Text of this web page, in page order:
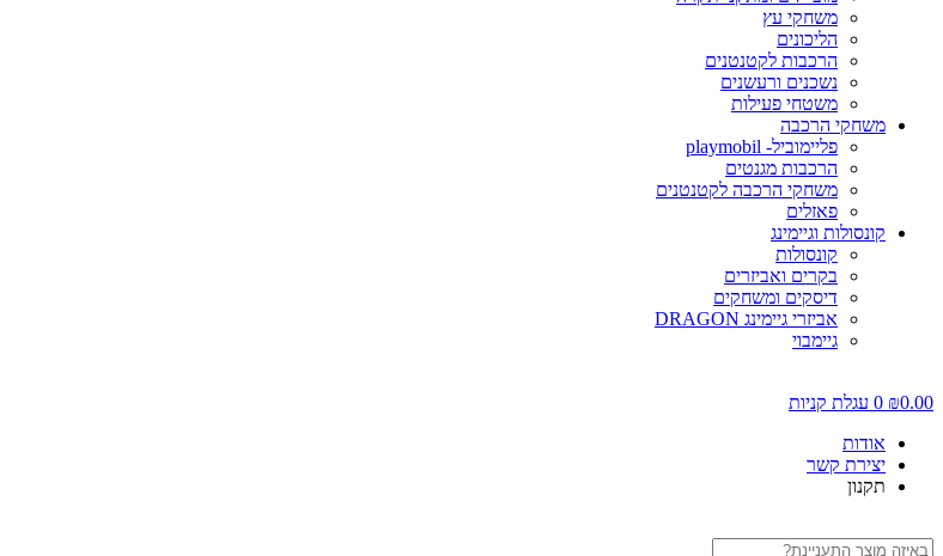
משחקי עץ
הליכונים
הרכבות לקטנטנים
נשכנים ורעשנים
משטחי פעילות
משחקי הרכבה
פליימוביל- playmobil
הרכבות מגנטים
משחקי הרכבה לקטנטנים
פאזלים
קונסולות וגיימינג
קונסולות
בקרים ואביזרים
דיסקים ומשחקים
אביזרי גיימינג DRAGON
גיימבוי
₪0.00
0 עגלת קניות
אודות
יצירת קשר
תקנון